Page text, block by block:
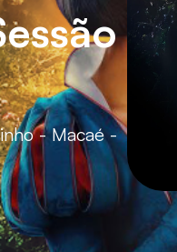
- Macaé -